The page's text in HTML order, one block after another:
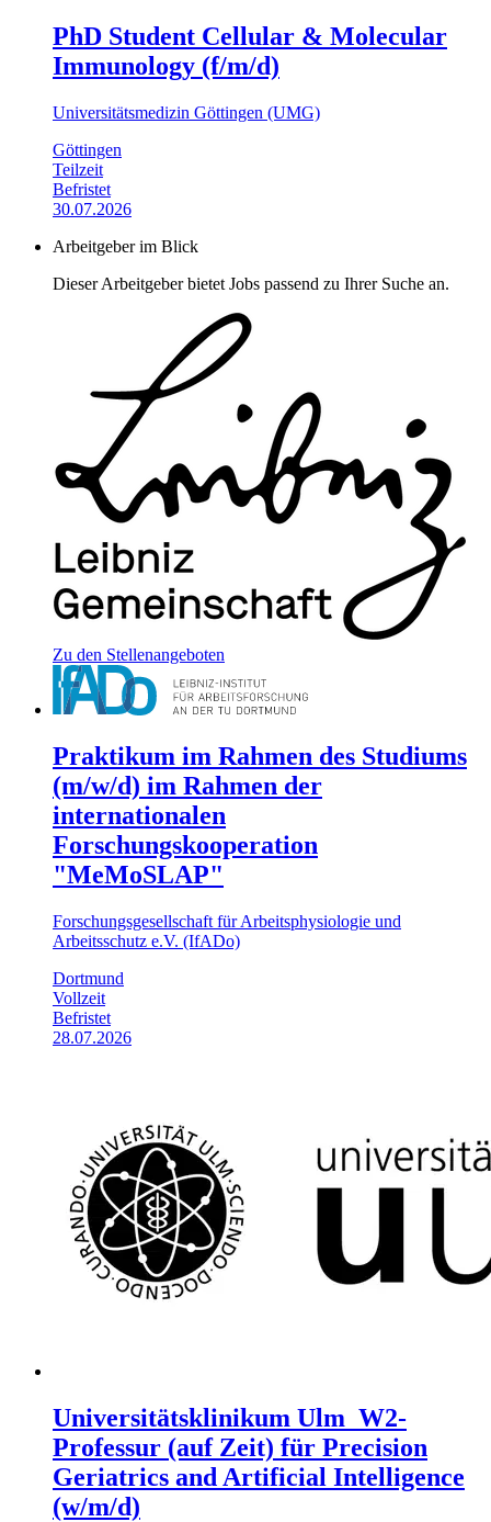
PhD Student Cellular & Molecular
Immunology (f/m/d)
Universitätsmedizin Göttingen (UMG)
Göttingen
Teilzeit
Befristet
30.07.2026
Arbeitgeber im Blick
Dieser Arbeitgeber bietet Jobs passend zu Ihrer Suche an.
Zu den Stellenangeboten
Praktikum im Rahmen des Studiums
(m/w/d) im Rahmen der
internationalen
Forschungskooperation
"MeMoSLAP"
Forschungsgesellschaft für Arbeitsphysiologie und
Arbeitsschutz e.V. (IfADo)
Dortmund
Vollzeit
Befristet
28.07.2026
Universitätsklinikum Ulm_W2-
Professur (auf Zeit) für Precision
Geriatrics and Artificial Intelligence
(w/m/d)